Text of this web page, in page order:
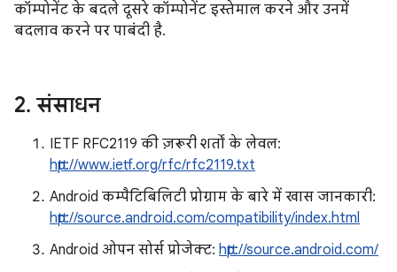
कॉम्पोनेंट के बदले दूसरे कॉम्पोनेंट इस्तेमाल करने और उनमें
बदलाव करने पर पाबंदी है.
2. संसाधन
IETF RFC2119 की ज़रूरी शर्तों के लेवल:
http://www.ietf.org/rfc/rfc2119.txt
Android कम्पैटिबिलिटी प्रोग्राम के बारे में खास जानकारी:
http://source.android.com/compatibility/index.html
Android ओपन सोर्स प्रोजेक्ट: http://source.android.com/